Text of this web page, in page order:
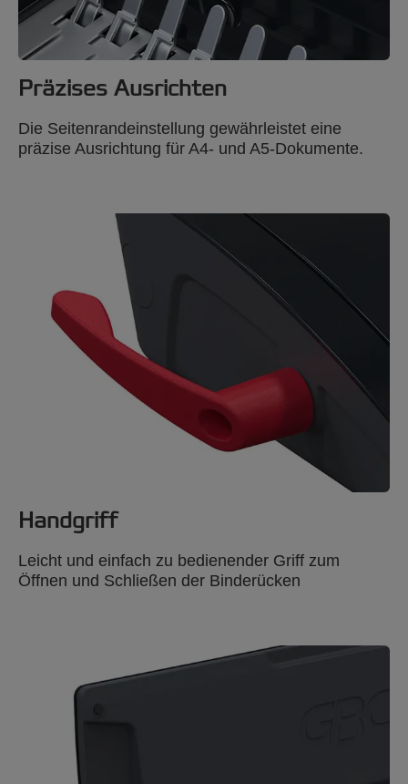
Präzises Ausrichten
Die Seitenrandeinstellung gewährleistet eine
präzise Ausrichtung für A4- und A5-Dokumente.
Handgriff
Leicht und einfach zu bedienender Griff zum
Öffnen und Schließen der Binderücken